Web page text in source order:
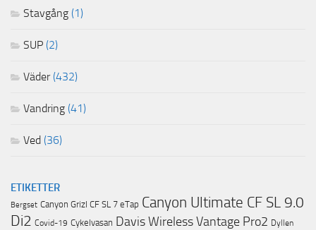
Stavgång (1)
SUP (2)
Väder(432)
Vandring (41)
Ved (36)
ETIKETTER
Bergset Canyon Grizl CF SL 7 eTap Canyon Ultimate CF SL 9.0
Di2 Covid-19 Cykelvasan Davis Wireless Vantage Pro2 Dyllen